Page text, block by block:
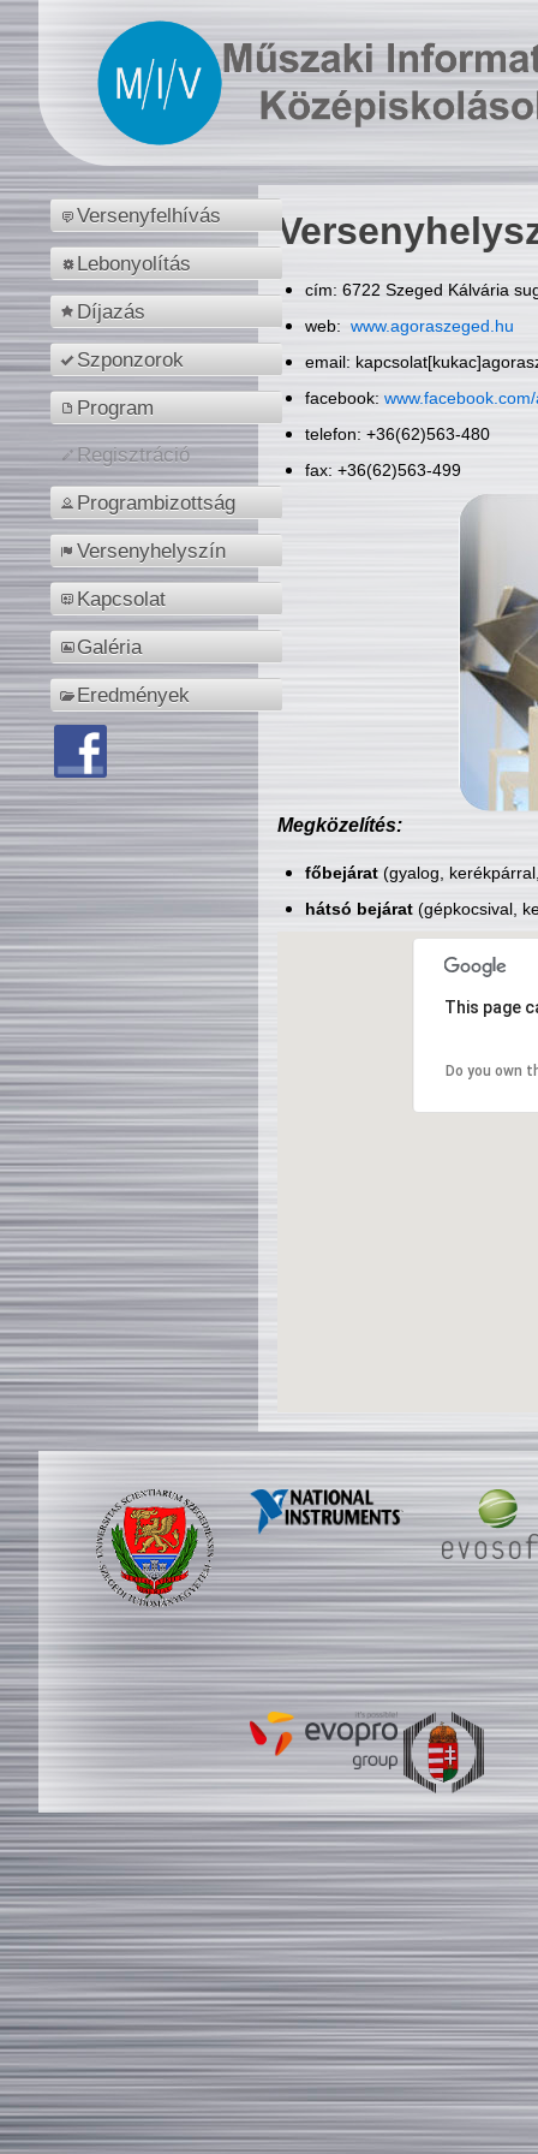
Versenyfelhívás
Lebonyolítás
Díjazás
Szponzorok
Program
Regisztráció
Programbizottság
Versenyhelyszín
Kapcsolat
Galéria
Eredmények
cím: 6722 Szeged Kálvária
web: www.agoraszeged.hu
email:
facebook:
telefon: +36(62)563-480
fax: +36(62)563-499
Megközelítés:
főbejárat(gyalog,
hátsó bejárat(gépkocsival,
This page
Do you own